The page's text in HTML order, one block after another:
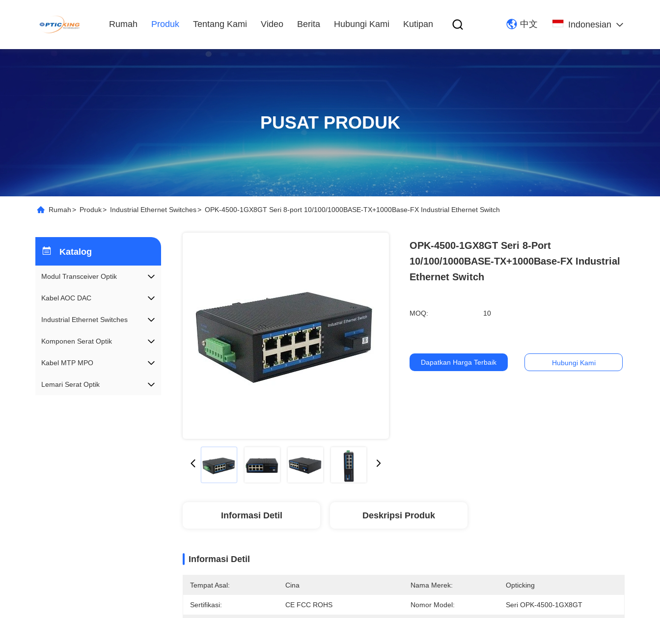
Rumah Produk Tentang Kami Video Berita Hubungi Kami Kutipan 中文 Indonesian
PUSAT PRODUK
Rumah> Produk> Industrial Ethernet Switches> OPK-4500-1GX8GT Seri 8-port 10/100/1000BASE-TX+1000Base-FX Industrial Ethernet Switch
Katalog
Modul Transceiver Optik
Kabel AOC DAC
Industrial Ethernet Switches
Komponen Serat Optik
Kabel MTP MPO
Lemari Serat Optik
OPK-4500-1GX8GT Seri 8-Port
10/100/1000BASE-TX+1000Base-FX Industrial
Ethernet Switch
MOQ: 10
Dapatkan Harga Terbaik Hubungi Kami
Informasi Detil Deskripsi Produk
Informasi Detil
Tempat Asal: Cina Nama Merek: Opticking
Sertifikasi: CE FCC ROHS Nomor Model: Seri OPK-4500-1GX8GT